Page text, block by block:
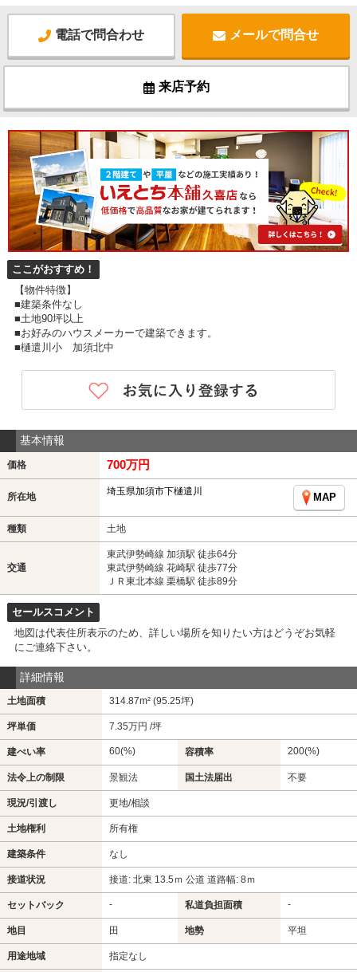
電話で問合わせ メールで問合せ
来店予約
ここがおすすめ！
【物件特徴】
■建築条件なし
■土地90坪以上
■お好みのハウスメーカーで建築できます。
■樋遣川小 加須北中
基本情報
価格 700万円
所在地 埼玉県加須市下樋遣川
MAP
種類 土地
交通
東武伊勢崎線 加須駅 徒歩64分
東武伊勢崎線 花崎駅 徒歩77分
ＪＲ東北本線 栗橋駅 徒歩89分
セールスコメント
地図は代表住所表示のため、詳しい場所を知りたい方はどうぞお気軽
にご連絡下さい。
詳細情報
土地面積 314.87m² (95.25坪)
坪単価 7.35万円 /坪
建ぺい率 60(%) 容積率 200(%)
法令上の制限 景観法 国土法届出 不要
現況/引渡し 更地/相談
土地権利 所有権
建築条件 なし
接道状況 接道: 北東 13.5ｍ 公道 道路幅: 8ｍ
セットバック - 私道負担面積 -
地目 田 地勢 平坦
用途地域 指定なし